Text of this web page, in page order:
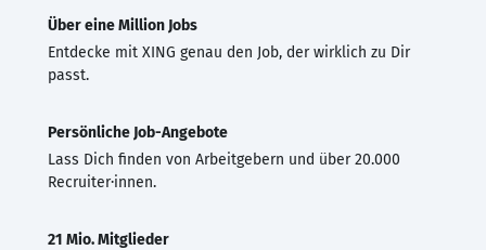
Über eine Million Jobs
Entdecke mit XING genau den Job, der wirklich zu Dir
passt.
Persönliche Job-Angebote
Lass Dich finden von Arbeitgebern und über 20.000
Recruiter·innen.
21 Mio. Mitglieder